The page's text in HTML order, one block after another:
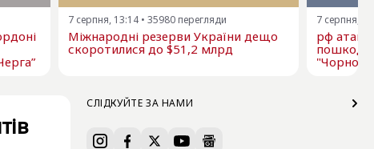
7 серпня, 13:14 • 35980 перегляди
Міжнародні резерви України дещо
скоротилися до $51,2 млрд
7 серпня,
рф
СЛІДКУЙТЕ ЗА НАМИ